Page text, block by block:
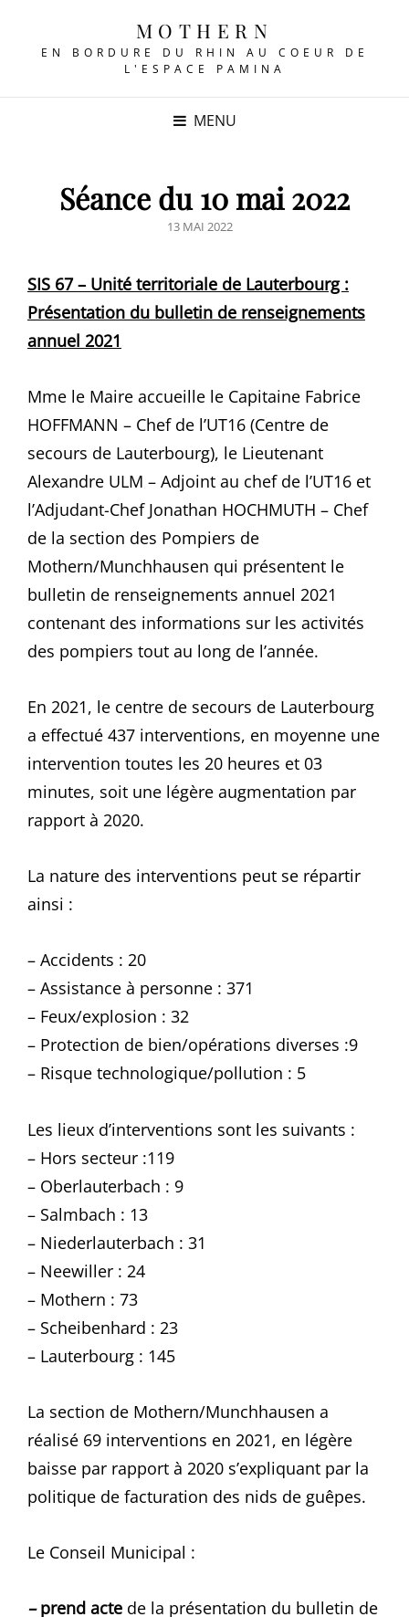
MOTHERN
EN BORDURE DU RHIN AU COEUR DE
L'ESPACE PAMINA
MENU
Séance du 10 mai 2022
POSTED
13 MAI 2022
SIS 67 – Unité territoriale de Lauterbourg :
Présentation du bulletin de renseignements
annuel 2021
Mme le Maire accueille le Capitaine Fabrice
HOFFMANN – Chef de l’UT16 (Centre de
secours de Lauterbourg), le Lieutenant
Alexandre ULM – Adjoint au chef de l’UT16 et
l’Adjudant-Chef Jonathan HOCHMUTH – Chef
de la section des Pompiers de
Mothern/Munchhausen qui présentent le
bulletin de renseignements annuel 2021
contenant des informations sur les activités
des pompiers tout au long de l’année.
En 2021, le centre de secours de Lauterbourg
a effectué 437 interventions, en moyenne une
intervention toutes les 20 heures et 03
minutes, soit une légère augmentation par
rapport à 2020.
La nature des interventions peut se répartir
ainsi :
– Accidents : 20
– Assistance à personne : 371
– Feux/explosion : 32
– Protection de bien/opérations diverses :9
– Risque technologique/pollution : 5
Les lieux d’interventions sont les suivants :
– Hors secteur :119
– Oberlauterbach : 9
– Salmbach : 13
– Niederlauterbach : 31
– Neewiller : 24
– Mothern : 73
– Scheibenhard : 23
– Lauterbourg : 145
La section de Mothern/Munchhausen a
réalisé 69 interventions en 2021, en légère
baisse par rapport à 2020 s’expliquant par la
politique de facturation des nids de guêpes.
Le Conseil Municipal :
–prend acte de la présentation du bulletin de